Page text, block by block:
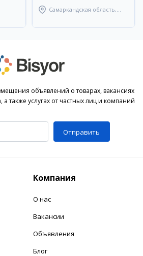
Самаркандская область,
объявлений о товарах, вакансиях
также услугах от частных лиц и компаний
Отправить
Компания
О нас
Вакансии
Объявления
Блог